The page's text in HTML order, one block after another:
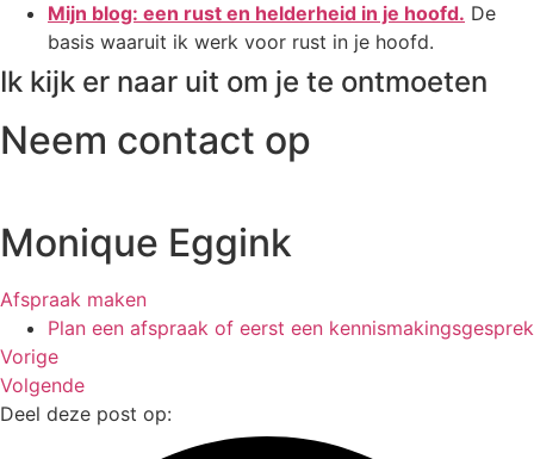
Mijn blog: een rust en helderheid in je hoofd. De
basis waaruit ik werk voor rust in je hoofd.
Ik kijk er naar uit om je te ontmoeten
Neem contact op
Monique Eggink
Afspraak maken
Plan een afspraak of eerst een kennismakingsgesprek
Vorige
Volgende
Deel deze post op: